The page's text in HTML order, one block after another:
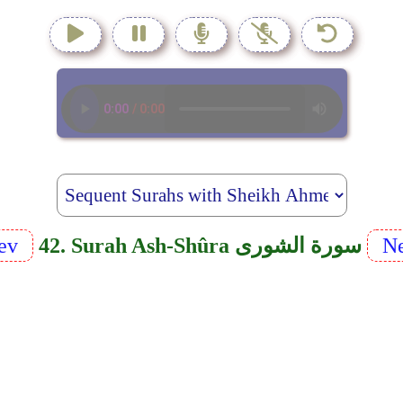
42. Surah Ash-Shûra سورة الشورى